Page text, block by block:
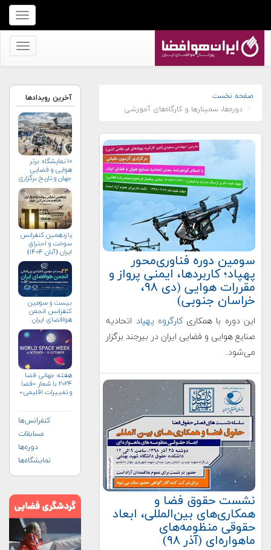
برای
نمایش
منو
برای
کنید
صفحه نخست
دوره‌ها، سمینارها و کارگاه‌های آموزشی
سومین دوره فناوری‌محور
پهپاد؛ کاربردها، ایمنی پرواز و
مقررات هوایی (دی ۹۸،
خراسان جنوبی)
این دوره با همکاری کارگروه پهپاد اتحادیه
صنایع هوایی و فضایی ایران در بیرجند برگزار
می‌شود.
نشست حقوق فضا و
همکاری‌های بین‌المللی، ابعاد
حقوقی منظومه‌های
ماهواره‌ای (آذر ۹۸)
آخرین رویدادها
۱۰ نمایشگاه برتر
هوایی و فضایی
جهان و تاریخ برگزاری
آن‌ها
یازدهمین کنفرانس
سوخت و احتراق
ایران (آبان‌ ۱۴۰۴)
بیست و سومین
کنفرانس انجمن
هوافضای ايران
هفته جهانی فضا
۲۰۲۴ با شعار «فضا
و تغییرات اقلیمی»
کنفرانس‌ها
مسابقات
دوره‌ها
نمایشگاه‌ها